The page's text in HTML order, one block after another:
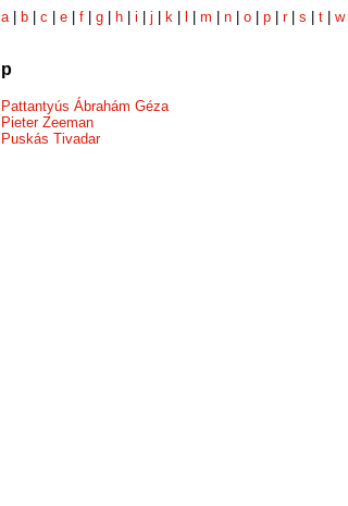
a b |c |e |f |g h |i |j k |m |n |o |p |r|s |t |w
p
Pattantyús Ábrahám Géza
Pieter Zeeman
Puskás Tivadar